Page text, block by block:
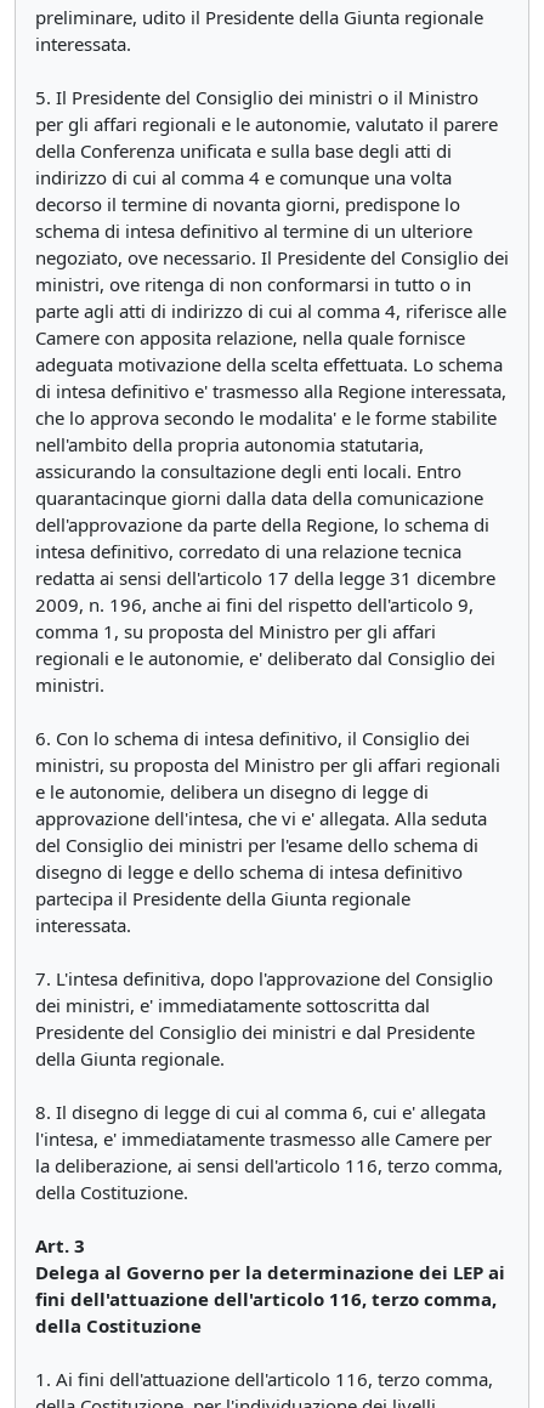
preliminare, udito il Presidente della Giunta regionale
interessata.
5. Il Presidente del Consiglio dei ministri o il Ministro
per gli affari regionali e le autonomie, valutato il parere
della Conferenza unificata e sulla base degli atti di
indirizzo di cui al comma 4 e comunque una volta
decorso il termine di novanta giorni, predispone lo
schema di intesa definitivo al termine di un ulteriore
negoziato, ove necessario. Il Presidente del Consiglio dei
ministri, ove ritenga di non conformarsi in tutto o in
parte agli atti di indirizzo di cui al comma 4, riferisce alle
Camere con apposita relazione, nella quale fornisce
adeguata motivazione della scelta effettuata. Lo schema
di intesa definitivo e' trasmesso alla Regione interessata,
che lo approva secondo le modalita' e le forme stabilite
nell'ambito della propria autonomia statutaria,
assicurando la consultazione degli enti locali. Entro
quarantacinque giorni dalla data della comunicazione
dell'approvazione da parte della Regione, lo schema di
intesa definitivo, corredato di una relazione tecnica
redatta ai sensi dell'articolo 17 della legge 31 dicembre
2009, n. 196, anche ai fini del rispetto dell'articolo 9,
comma 1, su proposta del Ministro per gli affari
regionali e le autonomie, e' deliberato dal Consiglio dei
ministri.
6. Con lo schema di intesa definitivo, il Consiglio dei
ministri, su proposta del Ministro per gli affari regionali
e le autonomie, delibera un disegno di legge di
approvazione dell'intesa, che vi e' allegata. Alla seduta
del Consiglio dei ministri per l'esame dello schema di
disegno di legge e dello schema di intesa definitivo
partecipa il Presidente della Giunta regionale
interessata.
7. L'intesa definitiva, dopo l'approvazione del Consiglio
dei ministri, e' immediatamente sottoscritta dal
Presidente del Consiglio dei ministri e dal Presidente
della Giunta regionale.
8. Il disegno di legge di cui al comma 6, cui e' allegata
l'intesa, e' immediatamente trasmesso alle Camere per
la deliberazione, ai sensi dell'articolo 116, terzo comma,
della Costituzione.
Art. 3
Delega al Governo per la determinazione dei LEP ai
fini dell'attuazione dell'articolo 116, terzo comma,
della Costituzione
1. Ai fini dell'attuazione dell'articolo 116, terzo comma,